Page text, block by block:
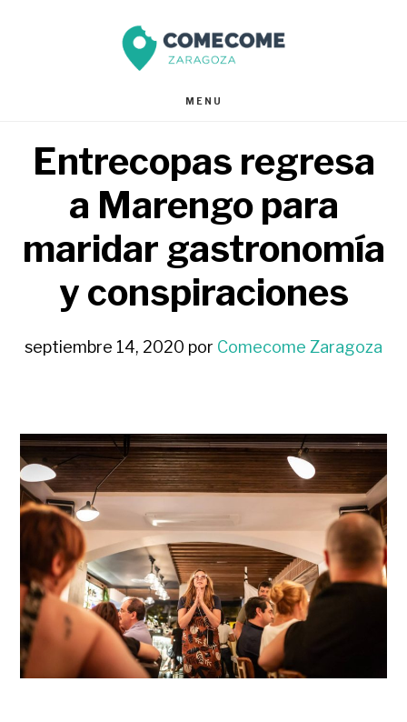
página
MENU
Entrecopas regresa
a Marengo para
maridar gastronomía
y conspiraciones
septiembre 14, 2020 por Comecome Zaragoza